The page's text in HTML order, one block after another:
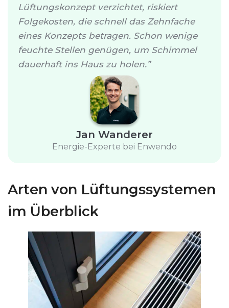
Lüftungskonzept verzichtet, riskiert
Folgekosten, die schnell das Zehnfache
eines Konzepts betragen. Schon wenige
feuchte Stellen genügen, um Schimmel
dauerhaft ins Haus zu holen.
Jan Wanderer
Energie-Experte bei Enwendo
Arten von Lüftungssystemen
im Überblick